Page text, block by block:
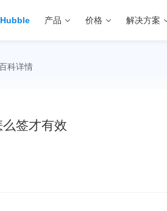
Hubble 产品 价格 解决方案
科详情
签才有效